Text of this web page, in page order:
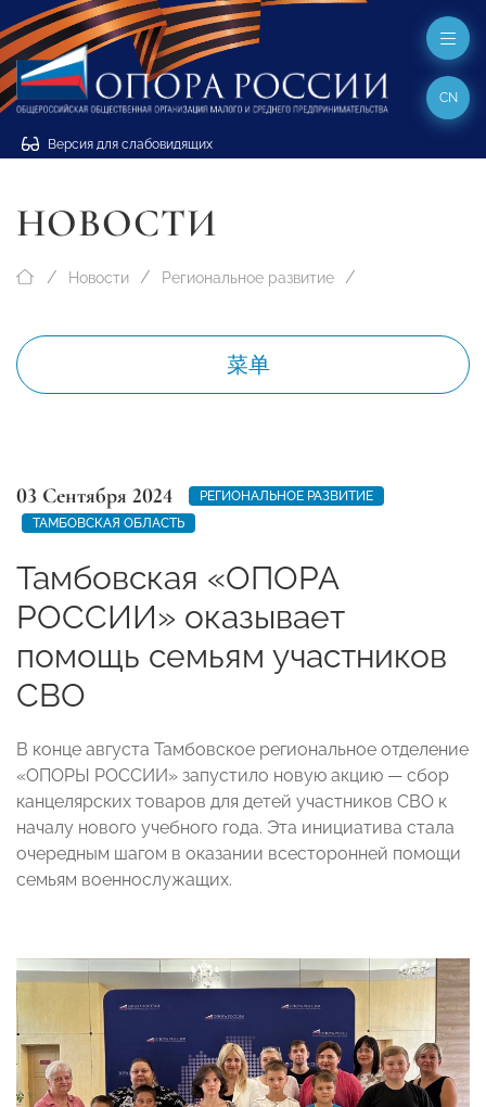
Версия для слабовидящих
CN
НОВОСТИ
Новости Региональное развитие
菜单
03 Сентября 2024
РЕГИОНАЛЬНОЕ РАЗВИТИЕ
ТАМБОВСКАЯ ОБЛАСТЬ
Тамбовская «ОПОРА
РОССИИ» оказывает
помощь семьям участников
СВО
В конце августа Тамбовское региональное отделение
«ОПОРЫ РОССИИ» запустило новую акцию — сбор
канцелярских товаров для детей участников СВО к
началу нового учебного года. Эта инициатива стала
очередным шагом в оказании всесторонней помощи
семьям военнослужащих.